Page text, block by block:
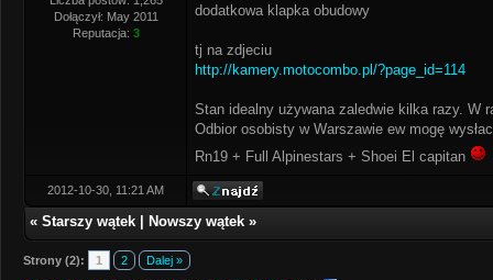
Dołączył: May 2011
Reputacja: 3
dodatkowa klapka obudowy
tj na zdjeciu
http://kamery.motocombo.pl/?page_id=114
Stan idealny używana zaledwie kilka razy. W
Odbior osobisty w Warszawie ew mogę
Rn19 + Full Alpinestars + Shoei El capitan
2012-10-30, 11:21 AM
« Starszy wątek Nowszy wątek »
Strony (2): 1 2 Dalej »